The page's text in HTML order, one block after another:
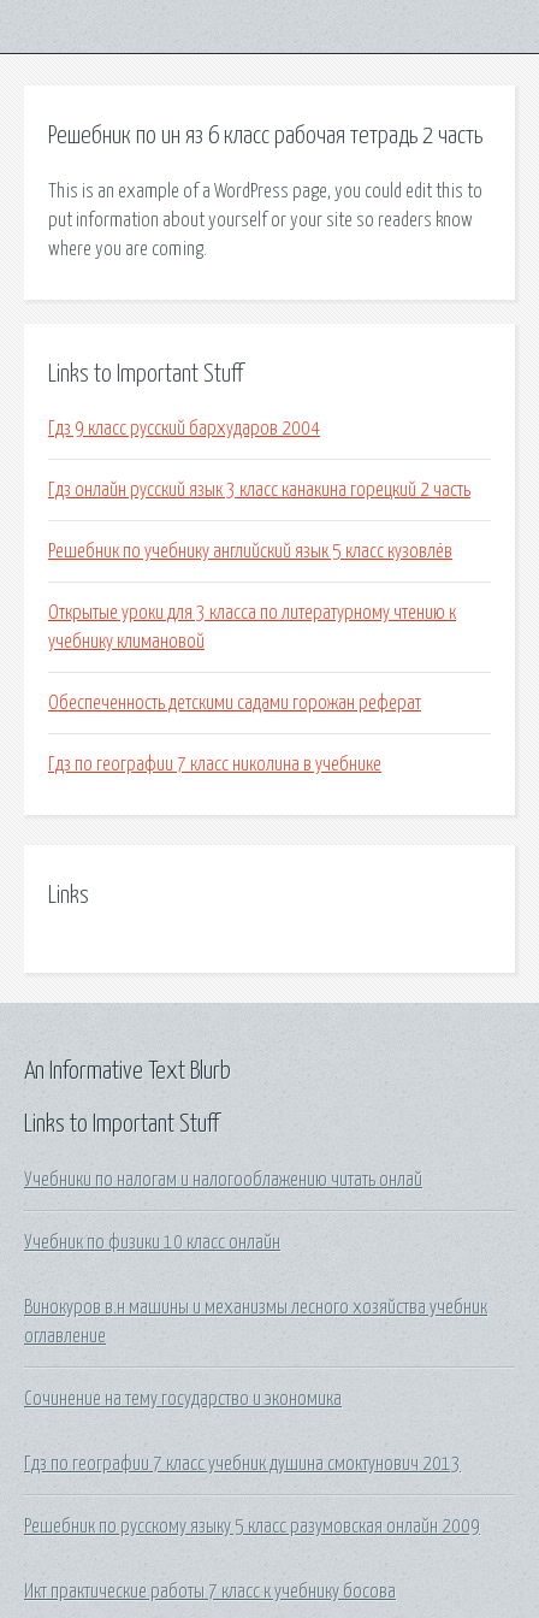
Решебник по ин яз 6 класс рабочая тетрадь 2 часть
This is an example of a WordPress page, you could edit this to
put information about yourself or your site so readers know
where you are coming.
Links to Important Stuff
Гдз 9 класс русский бархударов 2004
Гдз онлайн русский язык 3 класс канакина горецкий 2 часть
Решебник по учебнику английский язык 5 класс кузовлёв
Открытые уроки для 3 класса по литературному чтению к
учебнику климановой
Обеспеченность детскими садами горожан реферат
Гдз по географии 7 класс николина в учебнике
Links
Links to Important Stuff
Учебники по налогам и налогооблажению читать онлай
Учебник по физики 10 класс онлайн
Винокуров в.н машины и механизмы лесного хозяйства учебник
оглавление
Сочинение на тему государство и экономика
Гдз по географии 7 класс учебник душина смоктунович 2013
Решебник по русскому языку 5 класс разумовская онлайн 2009
Икт практические работы 7 класс к учебнику босова
An Informative Text Blurb